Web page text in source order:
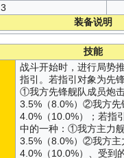
3
装备说明
技能
战斗开始时，进行局势
指引。若指引对象为先
①我方先锋舰队成员炮
3.5%（8.0%）②我方先
4.0%（10.0%）；若指
中的一种：①我方主力
3.5%（8.0%）②我方主
4.0%（10.0%）、受到